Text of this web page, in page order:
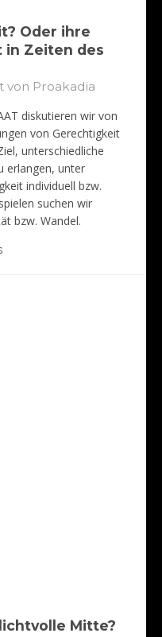
Oder ihre
in Zeiten des
von Proakadia
diskutieren wir von
von Gerechtigkeit
unterschiedliche
erlangen, unter
individuell bzw.
suchen wir
bzw. Wandel.
Mitte?